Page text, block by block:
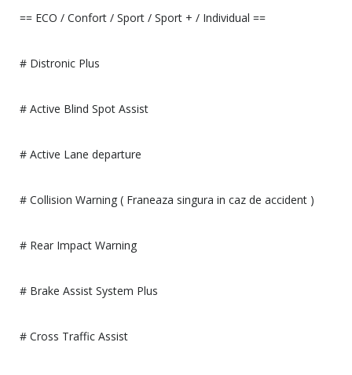
== ECO / Confort / Sport / Sport + / Individual ==
# Distronic Plus
# Active Blind Spot Assist
# Active Lane departure
# Collision Warning ( Franeaza singura in caz de accident )
# Rear Impact Warning
# Brake Assist System Plus
# Cross Traffic Assist